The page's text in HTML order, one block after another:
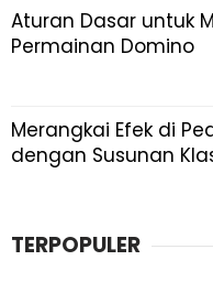
Aturan Dasar untuk
Permainan Domino
Merangkai Efek di
dengan Susunan
TERPOPULER